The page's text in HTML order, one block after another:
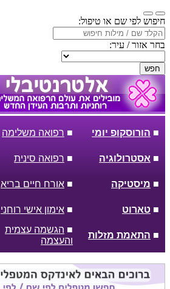
חיפוש לפי שם או טיפול:
בחר אזור / עיר:
חפש
■ הורוסקופ יומי ■ רפואה משלימה
■ אסטרולוגיה ■ רפואה סינית
■ מיסטיקה ■ אורח חיים בריא
■ טארוט ■ אימון אישי רוחני
■ התאמת מזלות
■ הגשמה עצמית
והעצמה